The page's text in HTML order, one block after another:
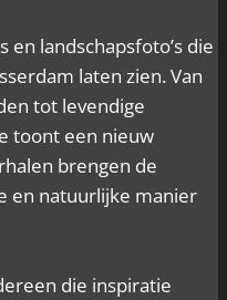
en landschapsfoto’s die
laten zien. Van
tot levendige
toont een nieuw
brengen de
en natuurlijke manier
die inspiratie